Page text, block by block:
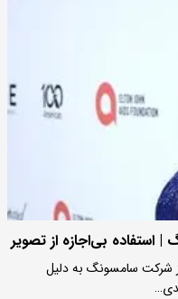
بی‌اجازه از تصویر
از شرکت سامسونگ به دلیل